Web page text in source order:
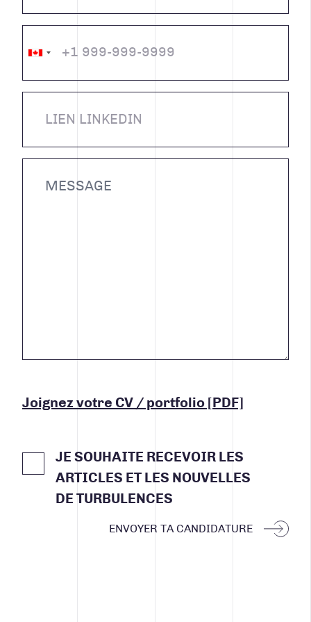
Joignez votre CV / portfolio [PDF]
JE SOUHAITE RECEVOIR LES
ARTICLES ET LES NOUVELLES
DE TURBULENCES
ENVOYER TA CANDIDATURE